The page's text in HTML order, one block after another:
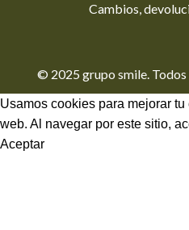
Cambios,
© 2025 grupo smile.
Usamos cookies para mejorar
web. Al navegar por este sitio,
Aceptar